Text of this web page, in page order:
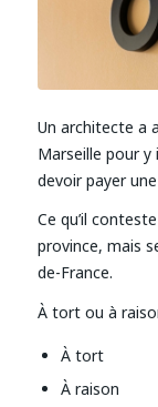
Un architecte a
Marseille pour y
devoir payer
Ce qu’il
province, mais
de-France.
À tort ou à
À tort
À raison